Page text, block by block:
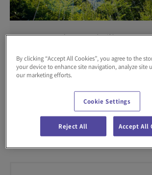
サステナビリティ経営
ダイフクグループは、事業活動を通じて持
現に貢献することを目指しています。
詳細を見る
By clicking “Accept All Cookies”, you agree to the
your device to enhance site navigation, analyze site
our marketing efforts.
Cookie Settings
Reject All Accept All